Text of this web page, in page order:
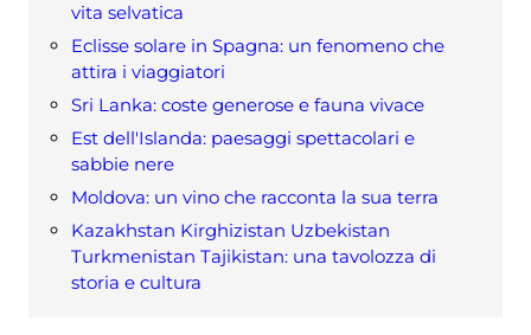
vita selvatica
Eclisse solare in Spagna: un fenomeno che
attira i viaggiatori
Sri Lanka: coste generose e fauna vivace
Est dell'Islanda: paesaggi spettacolari e
sabbie nere
Moldova: un vino che racconta la sua terra
Kazakhstan Kirghizistan Uzbekistan
Turkmenistan Tajikistan: una tavolozza di
storia e cultura